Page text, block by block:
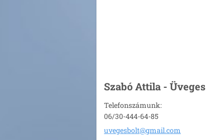
Szabó Attila - Üveges
Telefonszámunk:
06/30-444-64-85
uvegesbolt@gmail.com